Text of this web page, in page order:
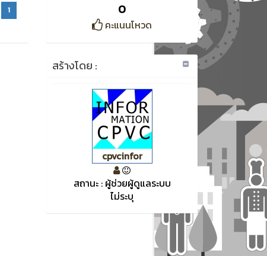
1 0
คะแนนโหวด
สร้างโดย :
cpvcinfor
สถานะ : ผู้ช่วยผู้ดูแลระบบ
ไม่ระบุ